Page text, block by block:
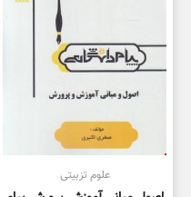
علوم تزبیتی